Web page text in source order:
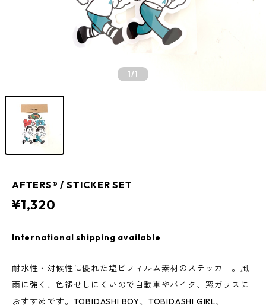
1/1
AFTERS®︎ / STICKER SET
¥1,320
International shipping available
耐水性・対候性に優れた塩ビフィルム素材のステッカー。風
雨に強く、色褪せしにくいので自動車やバイク、窓ガラスに
おすすめです。TOBIDASHI BOY、TOBIDASHI GIRL、